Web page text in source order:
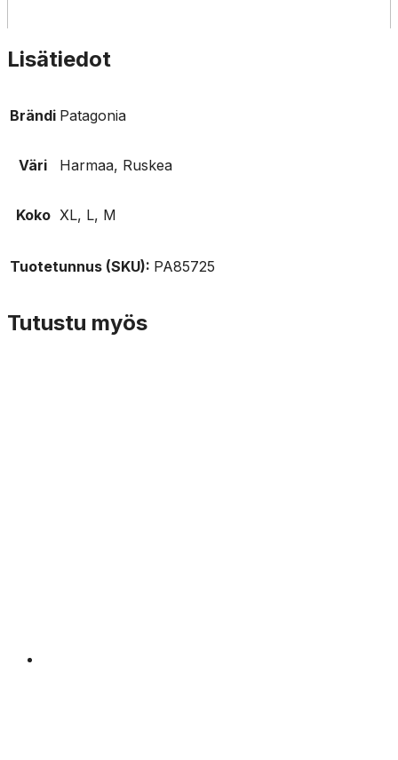
Lisätiedot
Brändi Patagonia
Väri Harmaa, Ruskea
Koko XL, L, M
Tuotetunnus (SKU): PA85725
Tutustu myös